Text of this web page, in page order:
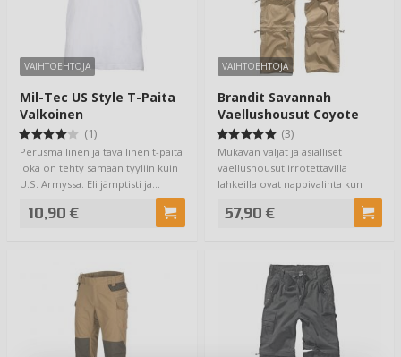
VAIHTOEHTOJA
Mil-Tec US Style T-Paita
Valkoinen
(1)
Perusmallinen ja tavallinen t-paita
joka on tehty samaan tyyliin kuin
U.S. Armyssa. Eli jämptisti ja…
10,90 €
VAIHTOEHTOJA
Brandit Savannah
Vaellushousut Coyote
(3)
Mukavan väljät ja asialliset
vaellushousut irrotettavilla
lahkeilla ovat nappivalinta kun
57,90 €